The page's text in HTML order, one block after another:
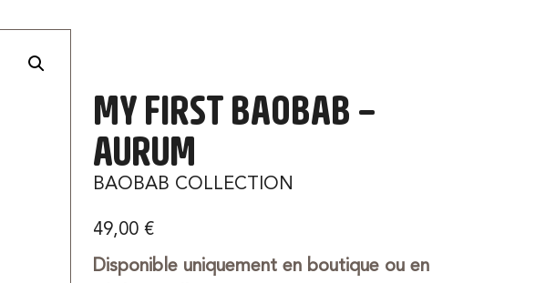
MY FIRST BAOBAB –
AURUM
BAOBAB COLLECTION
49,00 €
Disponible uniquement en boutique ou en